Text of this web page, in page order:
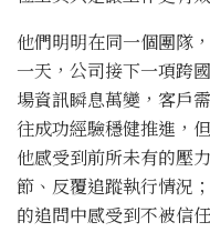
他們明明在同一個團隊
一天，公司接下一項跨
場資訊瞬息萬變，客戶
往成功經驗穩健推進，
他感受到前所未有的壓
節、反覆追蹤執行情況
的追問中感受到不被信